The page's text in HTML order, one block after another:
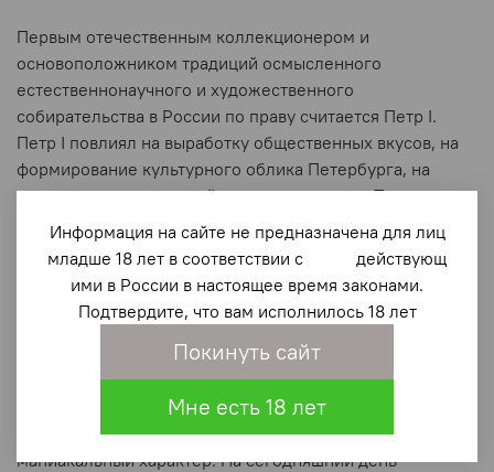
Первым отечественным коллекционером и
основоположником традиций осмысленного
естественнонаучного и художественного
собирательства в России по праву считается Петр I.
Петр I повлиял на выработку общественных вкусов, на
формирование культурного облика Петербурга, на
развитие отечественной культуры в целом. Политика
царя-реформатора в сфере собирательства и
коллекционирования нашла понимание в
просвещенном обществе высшей аристократии,
дворянства, лиц свободных профессий. Произведения
живописи, скульптуры наполняли парадные залы
петербургских домов, где демонстрировали и предметы
старинной керамики, ювелирного, искусства, собрания
манускриптов. В конце XIX века Петербург охватила
страсть к коллекционированию, приобретя чуть ли не
маниакальный характер. На сегодняшний день
Информация на сайте не предназначена для лиц
младше 18 лет в соответствии с действующ
ими в России в настоящее время законами.
Подтвердите, что вам исполнилось 18 лет
Покинуть сайт
Мне есть 18 лет